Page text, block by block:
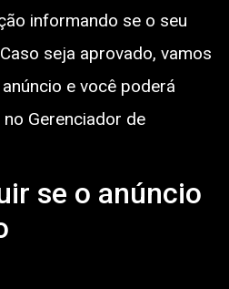
informando se o seu
seja aprovado, vamos
e você poderá
Gerenciador de
se o anúncio